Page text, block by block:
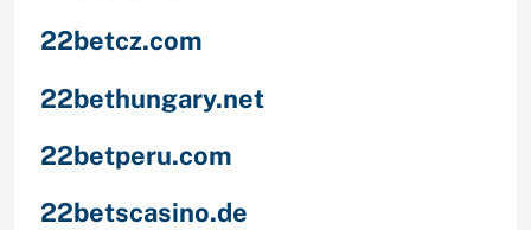
22betcz.com
22bethungary.net
22betperu.com
22betscasino.de